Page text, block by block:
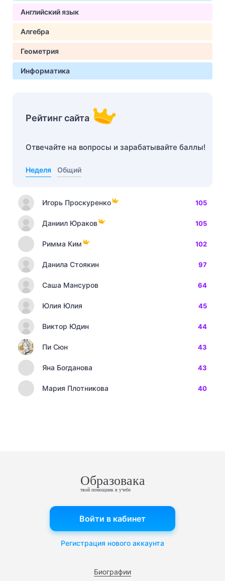
Английский язык
Алгебра
Геометрия
Информатика
Рейтинг сайта
Отвечайте на вопросы и зарабатывайте баллы!
Неделя Общий
Игорь Проскуренко 105
Даниил Юраков 105
Римма Ким 102
Данила Стоякин 97
Саша Мансуров 64
Юлия Юлия 45
Виктор Юдин 44
Пи Сюн 43
Яна Богданова 43
Мария Плотникова 40
Образовака
твой помощник в учебе
Биографии
Войти в кабинет
Регистрация нового аккаунта